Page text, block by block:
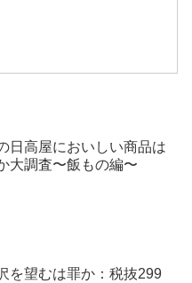
日高屋においしい商品は
大調査〜飯もの編〜
を望むは罪か：税抜299